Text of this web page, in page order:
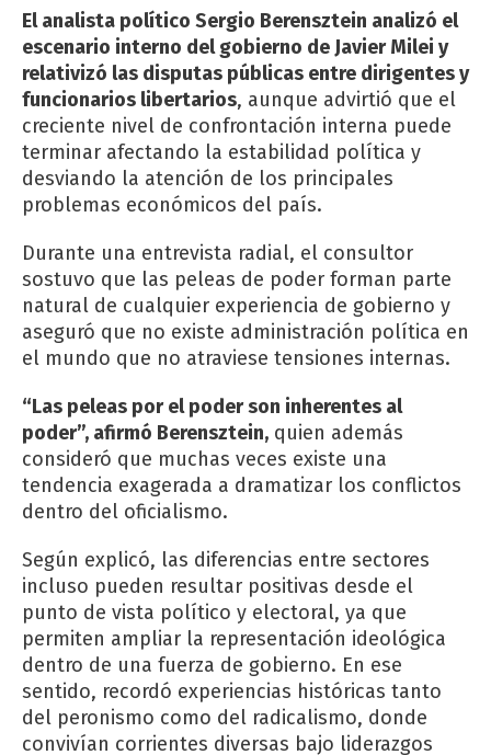
El analista político Sergio Berensztein analizó el
escenario interno del gobierno de Javier Milei y
relativizó las disputas públicas entre dirigentes y
funcionarios libertarios, aunque advirtió que el
creciente nivel de confrontación interna puede
terminar afectando la estabilidad política y
desviando la atención de los principales
problemas económicos del país.
Durante una entrevista radial, el consultor
sostuvo que las peleas de poder forman parte
natural de cualquier experiencia de gobierno y
aseguró que no existe administración política en
el mundo que no atraviese tensiones internas.
“Las peleas por el poder son inherentes al
poder”, afirmó Berensztein, quien además
consideró que muchas veces existe una
tendencia exagerada a dramatizar los conflictos
dentro del oficialismo.
Según explicó, las diferencias entre sectores
incluso pueden resultar positivas desde el
punto de vista político y electoral, ya que
permiten ampliar la representación ideológica
dentro de una fuerza de gobierno. En ese
sentido, recordó experiencias históricas tanto
del peronismo como del radicalismo, donde
convivían corrientes diversas bajo liderazgos